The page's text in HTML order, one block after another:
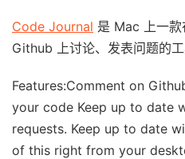
Code Journal 是 Mac 上一
Github 上讨论、发表问题的工
Features:Comment on
your code Keep up to date
requests. Keep up to date
of this right from your